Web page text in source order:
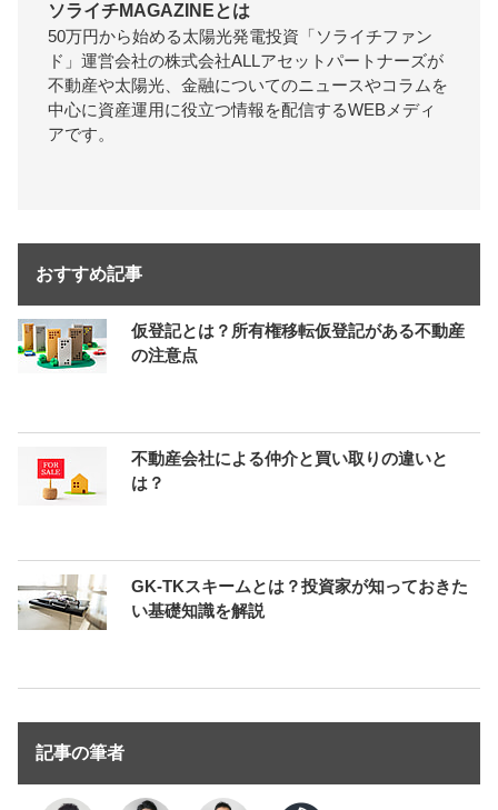
ソライチMAGAZINEとは
50万円から始める太陽光発電投資「ソライチファン
ド」運営会社の株式会社ALLアセットパートナーズが
不動産や太陽光、金融についてのニュースやコラムを
中心に資産運用に役立つ情報を配信するWEBメディ
アです。
おすすめ記事
仮登記とは？所有権移転仮登記がある不動産
の注意点
不動産会社による仲介と買い取りの違いと
は？
GK-TKスキームとは？投資家が知っておきた
い基礎知識を解説
記事の筆者